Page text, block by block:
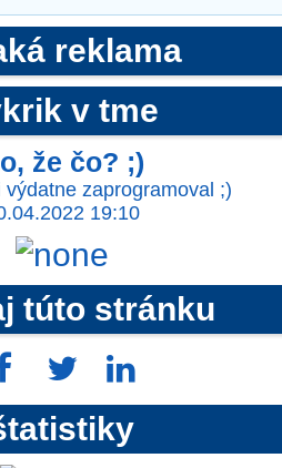
reklama
v tme
že čo? ;)
výdatne zaprogramoval ;)
19:10
túto stránku